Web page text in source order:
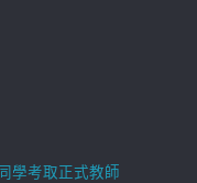
學考取正式教師